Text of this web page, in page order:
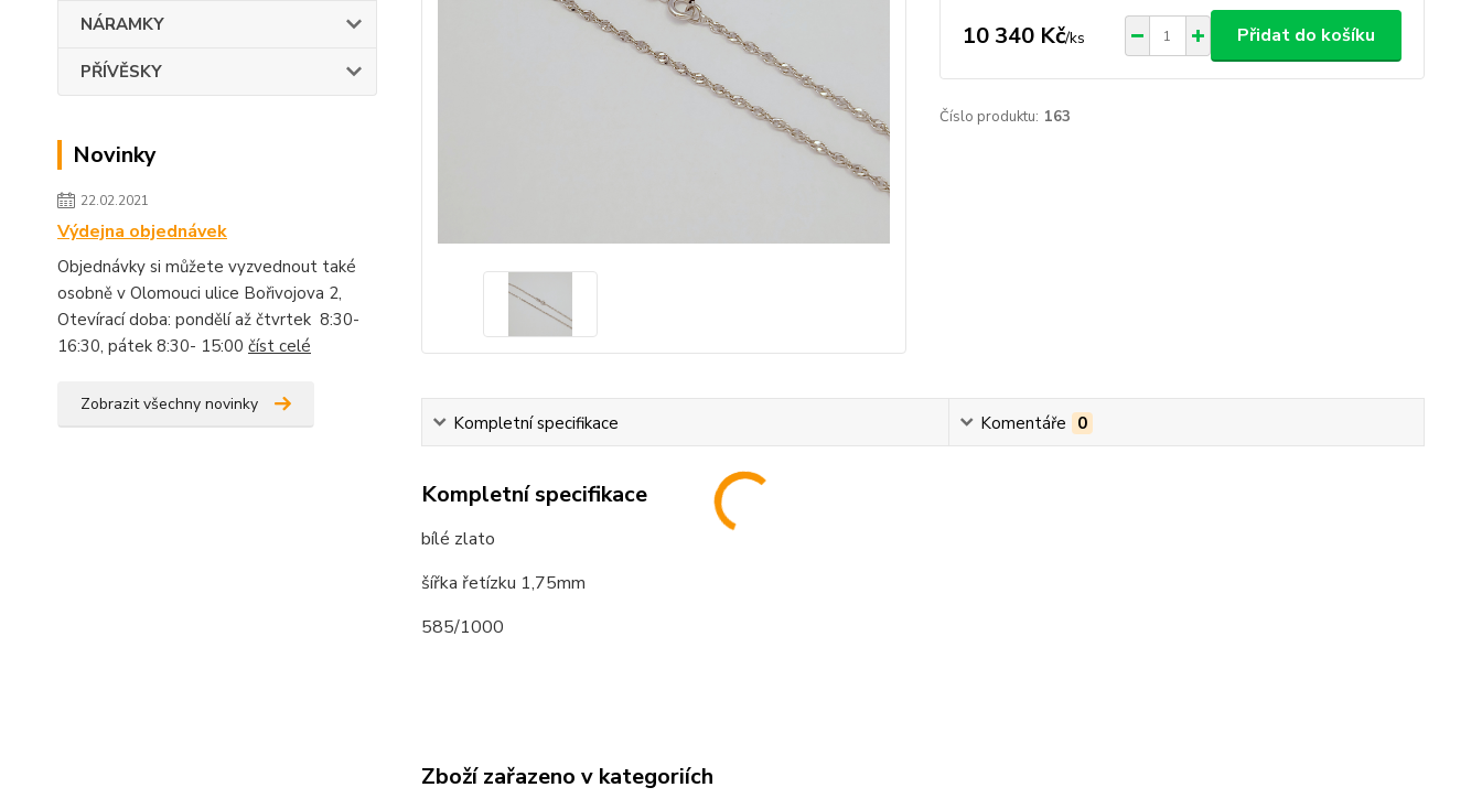
NÁRAMKY
PŘÍVĚSKY
Novinky
22.02.2021
Výdejna objednávek
Objednávky si můžete vyzvednout také
osobně v Olomouci ulice Bořivojova 2,
Otevírací doba: pondělí až čtvrtek 8:30-
16:30, pátek 8:30- 15:00 číst celé
Zobrazit všechny novinky
10 340 Kč/ks Přidat do košíku
Číslo produktu: 163
Kompletní specifikace Komentáře 0
Kompletní specifikace
bílé zlato
šířka řetízku 1,75mm
585/1000
Zboží zařazeno v kategoriích